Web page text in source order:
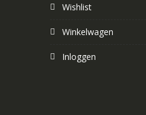
Wishlist
Winkelwagen
Inloggen